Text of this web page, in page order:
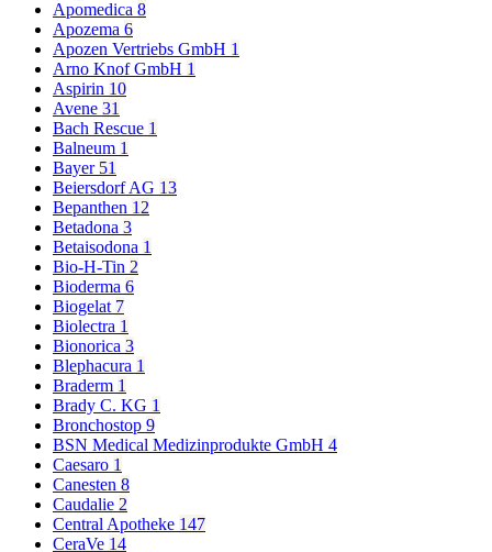
Apomedica 8
Apozema 6
Apozen Vertriebs GmbH 1
Arno Knof GmbH 1
Aspirin 10
Avene 31
Bach Rescue 1
Balneum 1
Bayer 51
Beiersdorf AG 13
Bepanthen 12
Betadona 3
Betaisodona 1
Bio-H-Tin 2
Bioderma 6
Biogelat 7
Biolectra 1
Bionorica 3
Blephacura 1
Braderm 1
Brady C. KG 1
Bronchostop 9
BSN Medical Medizinprodukte GmbH 4
Caesaro 1
Canesten 8
Caudalie 2
Central Apotheke 147
CeraVe 14